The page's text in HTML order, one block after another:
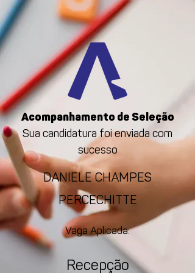
Acompanhamento de Seleção
Sua candidatura foi enviada com
sucesso
DANIELE CHAMPES
PERCECHITTE
Vaga Aplicada:
Recepção